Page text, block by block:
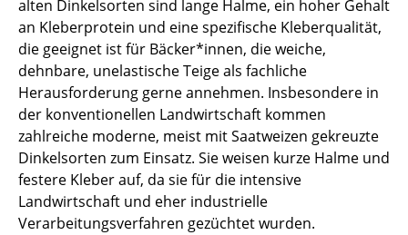
alten Dinkelsorten sind lange Halme, ein hoher Gehalt
an Kleberprotein und eine spezifische Kleberqualität,
die geeignet ist für Bäcker*innen, die weiche,
dehnbare, unelastische Teige als fachliche
Herausforderung gerne annehmen. Insbesondere in
der konventionellen Landwirtschaft kommen
zahlreiche moderne, meist mit Saatweizen gekreuzte
Dinkelsorten zum Einsatz. Sie weisen kurze Halme und
festere Kleber auf, da sie für die intensive
Landwirtschaft und eher industrielle
Verarbeitungsverfahren gezüchtet wurden.